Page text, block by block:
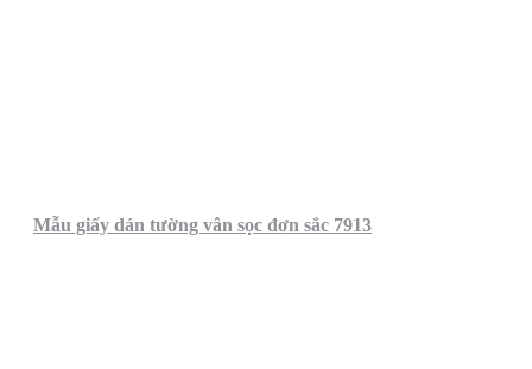
Mẫu giấy dán tường vân sọc đơn sắc 7913